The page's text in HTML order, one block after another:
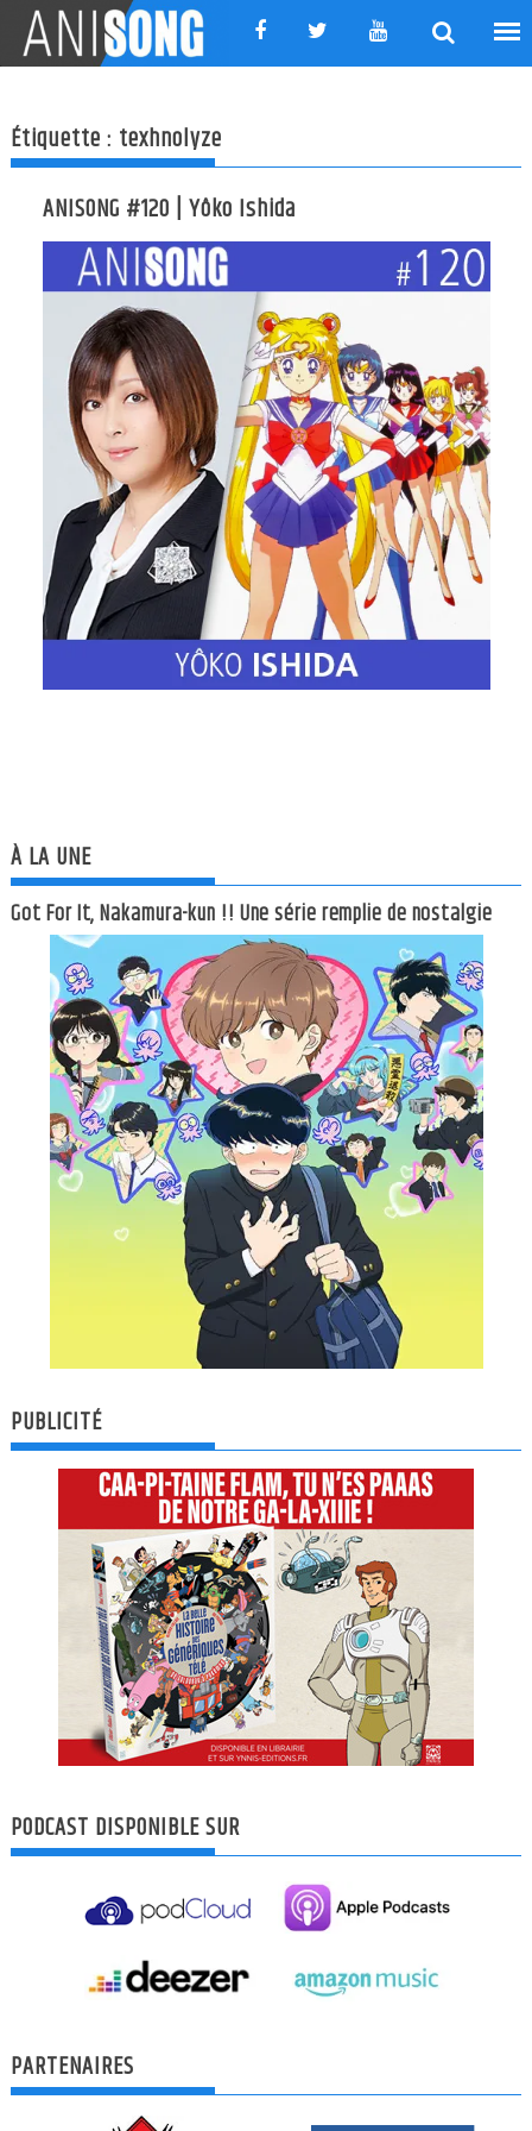
content
Étiquette : texhnolyze
ANISONG #120 | Yôko Ishida
À LA UNE
Got For It, Nakamura-kun !! Une série remplie de nostalgie
PUBLICITÉ
PODCAST DISPONIBLE SUR
PARTENAIRES